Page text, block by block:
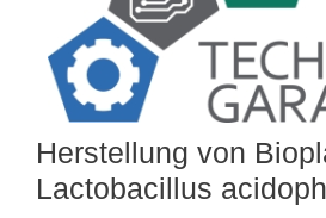
Herstellung von
Lactobacillus